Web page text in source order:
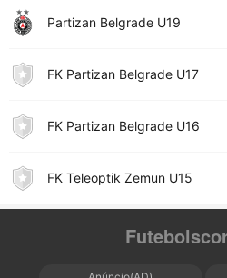
Partizan Belgrade U19
FK Partizan Belgrade U17
FK Partizan Belgrade U16
FK Teleoptik Zemun U15